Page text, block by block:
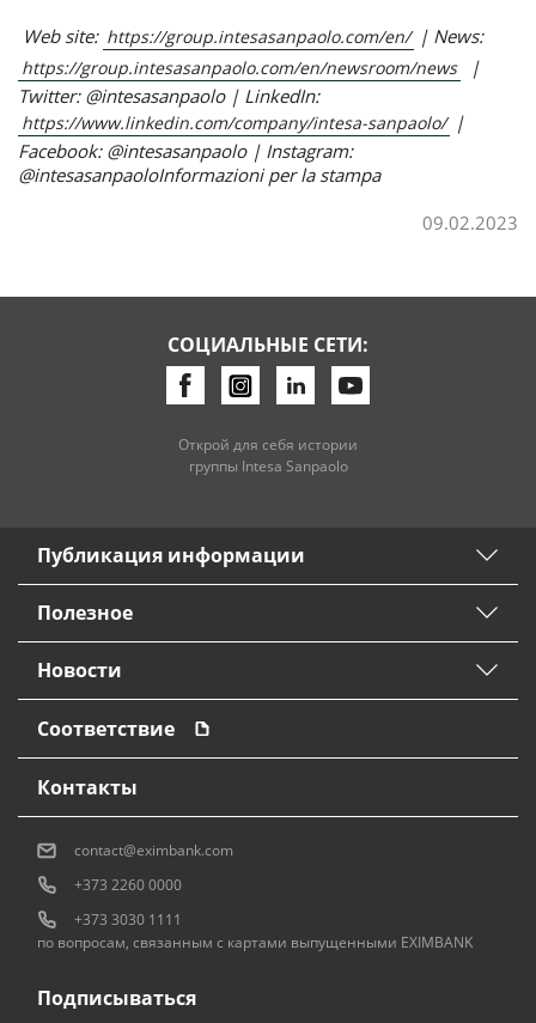
Web site: https://group.intesasanpaolo.com/en/| News:
https://group.intesasanpaolo.com/en/newsroom/news
|
Twitter: @intesasanpaolo | LinkedIn:
https://www.linkedin.com/company/intesa-sanpaolo/|
Facebook: @intesasanpaolo | Instagram:
@intesasanpaoloInformazioni per la stampa
09.02.2023
СОЦИАЛЬНЫЕ СЕТИ:
Открой для себя истории
группы Intesa Sanpaolo
Публикация информации
Полезное
Новости
Соответствие
Подписываться
Контакты
contact@eximbank.com
+373 2260 0000
+373 3030 1111
по вопросам, связанным с картами выпущенными EXIMBANK